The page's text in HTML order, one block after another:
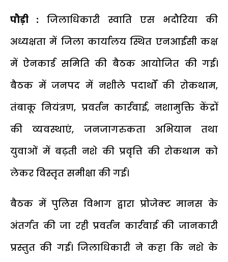
पौड़ी : जिलाधिकारी स्वाति एस भदौरिया की
अध्यक्षता में जिला कार्यालय स्थित एनआईसी कक्ष
में ऐनकार्ड समिति की बैठक आयोजित की गई।
बैठक में जनपद में नशीले पदार्थों की रोकथाम,
तंबाकू नियंत्रण, प्रवर्तन कार्रवाई, नशामुक्ति केंद्रों
की व्यवस्थाएं, जनजागरुकता अभियान तथा
युवाओं में बढ़ती नशे की प्रवृत्ति की रोकथाम को
लेकर विस्तृत समीक्षा की गई।
बैठक में पुलिस विभाग द्वारा प्रोजेक्ट मानस के
अंतर्गत की जा रही प्रवर्तन कार्रवाई की जानकारी
प्रस्तुत की गई। जिलाधिकारी ने कहा कि नशे के